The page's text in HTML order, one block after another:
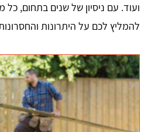
ועוד. עם ניסיון של שנים בתחום, כל
להמליץ לכם על היתרונות